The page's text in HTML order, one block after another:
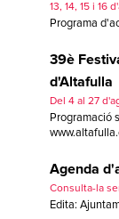
13, 14, 15 i 16
Programa
39è
d'Altafulla
Del 4 al 27
Programació
Agenda
Consulta-la
Edita: